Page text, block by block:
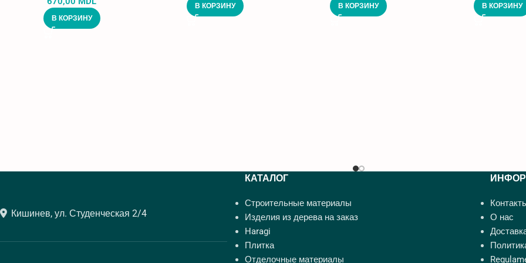
В КОРЗИНУ
В КОРЗИНУ В КОРЗИНУ В КОРЗИНУ
Кишинев, ул. Студенческая 2/4
КАТАЛОГ
Строительные материалы
Изделия из дерева на заказ
Haragi
Плитка
Отделочные материалы
О нас